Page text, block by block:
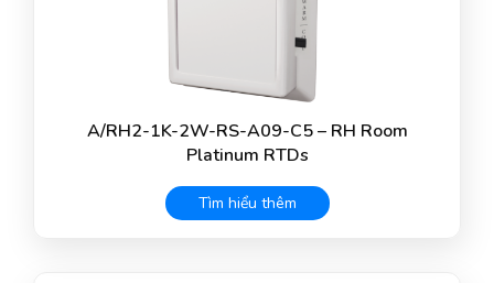
A/RH2-1K-2W-RS-A09-C5 – RH Room
Platinum RTDs
Tìm hiểu thêm